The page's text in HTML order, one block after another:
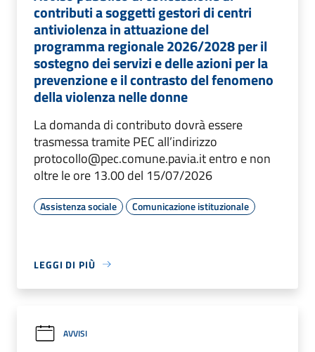
contributi a soggetti gestori di centri
antiviolenza in attuazione del
programma regionale 2026/2028 per il
sostegno dei servizi e delle azioni per la
prevenzione e il contrasto del fenomeno
della violenza nelle donne
La domanda di contributo dovrà essere
trasmessa tramite PEC all’indirizzo
protocollo@pec.comune.pavia.it entro e non
oltre le ore 13.00 del 15/07/2026
Assistenza sociale Comunicazione istituzionale
LEGGI DI PIÙ
AVVISI